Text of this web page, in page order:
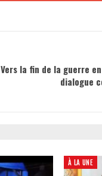
Vers la fin de la guerre
dialogue
À LA UNE